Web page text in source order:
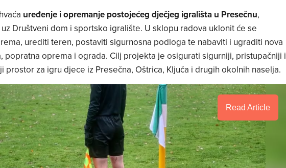
uređenje i opremanje postojećeg dječjeg igrališta u Presečnu,
Društveni dom i sportsko igralište. U sklopu radova uklonit će se
urediti teren, postaviti sigurnosna podloga te nabaviti i ugraditi nova
popratna oprema i ograda. Cilj projekta je osigurati sigurniji, pristupačniji i
prostor za igru djece iz Presečna, Oštrica, Ključa i drugih okolnih naselja.
Read Article